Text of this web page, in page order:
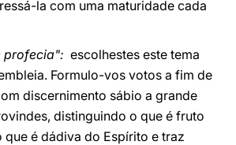
la com uma maturidade cada
profecia": escolhestes este tema
Formulo-vos votos a fim de
discernimento sábio a grande
distinguindo o que é fruto
é dádiva do Espírito e traz